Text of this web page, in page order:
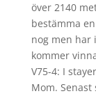
över 2140
bestämma
nog men har
kommer
V75-4: I
Mom.